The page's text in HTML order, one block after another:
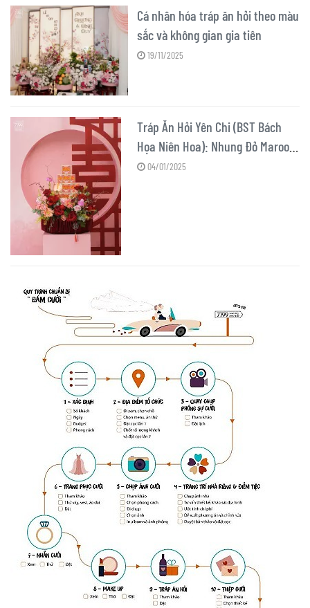
Cá nhân hóa tráp ăn hỏi theo màu
sắc và không gian gia tiên
19/11/2025
Tráp Ăn Hỏi Yên Chi (BST Bách
Họa Niên Hoa): Nhung Đỏ Maroon
Sang Trọng
04/01/2025